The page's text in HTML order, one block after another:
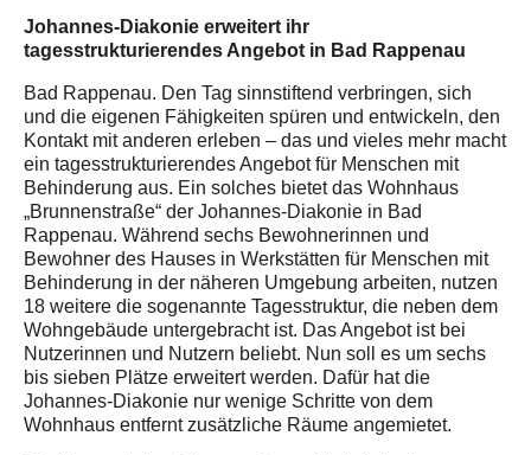
Johannes-Diakonie erweitert ihr
tagesstrukturierendes Angebot in Bad Rappenau
Bad Rappenau. Den Tag sinnstiftend verbringen, sich
und die eigenen Fähigkeiten spüren und entwickeln, den
Kontakt mit anderen erleben – das und vieles mehr macht
ein tagesstrukturierendes Angebot für Menschen mit
Behinderung aus. Ein solches bietet das Wohnhaus
„Brunnenstraße“ der Johannes-Diakonie in Bad
Rappenau. Während sechs Bewohnerinnen und
Bewohner des Hauses in Werkstätten für Menschen mit
Behinderung in der näheren Umgebung arbeiten, nutzen
18 weitere die sogenannte Tagesstruktur, die neben dem
Wohngebäude untergebracht ist. Das Angebot ist bei
Nutzerinnen und Nutzern beliebt. Nun soll es um sechs
bis sieben Plätze erweitert werden. Dafür hat die
Johannes-Diakonie nur wenige Schritte von dem
Wohnhaus entfernt zusätzliche Räume angemietet.